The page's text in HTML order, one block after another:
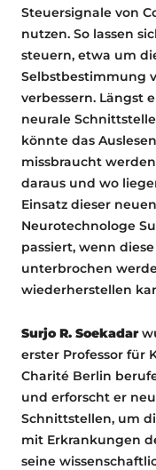
Steuersignale von
nutzen. So lassen
steuern, etwa um
Selbstbestimmung
verbessern. Längst
neurale
könnte das
missbraucht
daraus und wo
Einsatz dieser
Neurotechnologe
passiert, wenn
unterbrochen
wiederherstellen
Surjo R. Soekadar
erster Professor für
Charité Berlin
und erforscht er
Schnittstellen, um
mit Erkrankungen
seine